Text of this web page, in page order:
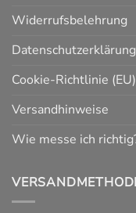
Widerrufsbelehrung
Datenschutzerklärung
Cookie-Richtlinie (EU)
Versandhinweise
Wie messe ich